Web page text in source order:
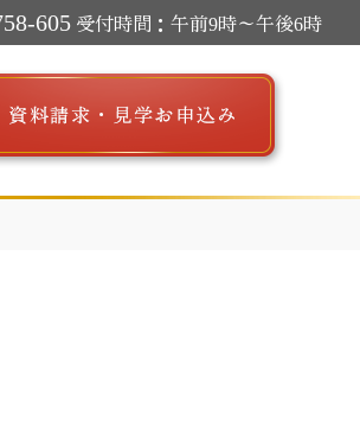
605 受付時間：午前9時～午後6時